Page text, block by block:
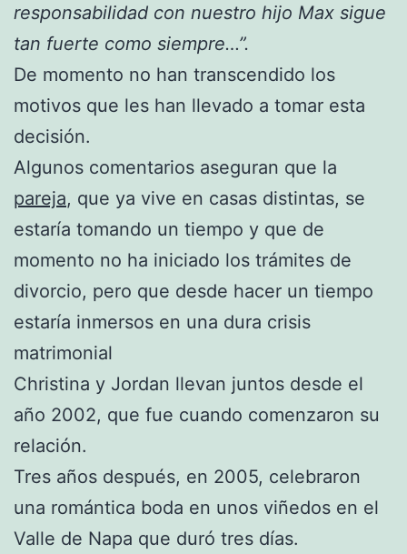
responsabilidad con nuestro hijo Max sigue
tan fuerte como siempre…”.
De momento no han transcendido los
motivos que les han llevado a tomar esta
decisión.
Algunos comentarios aseguran que la
pareja, que ya vive en casas distintas, se
estaría tomando un tiempo y que de
momento no ha iniciado los trámites de
divorcio, pero que desde hacer un tiempo
estaría inmersos en una dura crisis
matrimonial
Christina y Jordan llevan juntos desde el
año 2002, que fue cuando comenzaron su
relación.
Tres años después, en 2005, celebraron
una romántica boda en unos viñedos en el
Valle de Napa que duró tres días.